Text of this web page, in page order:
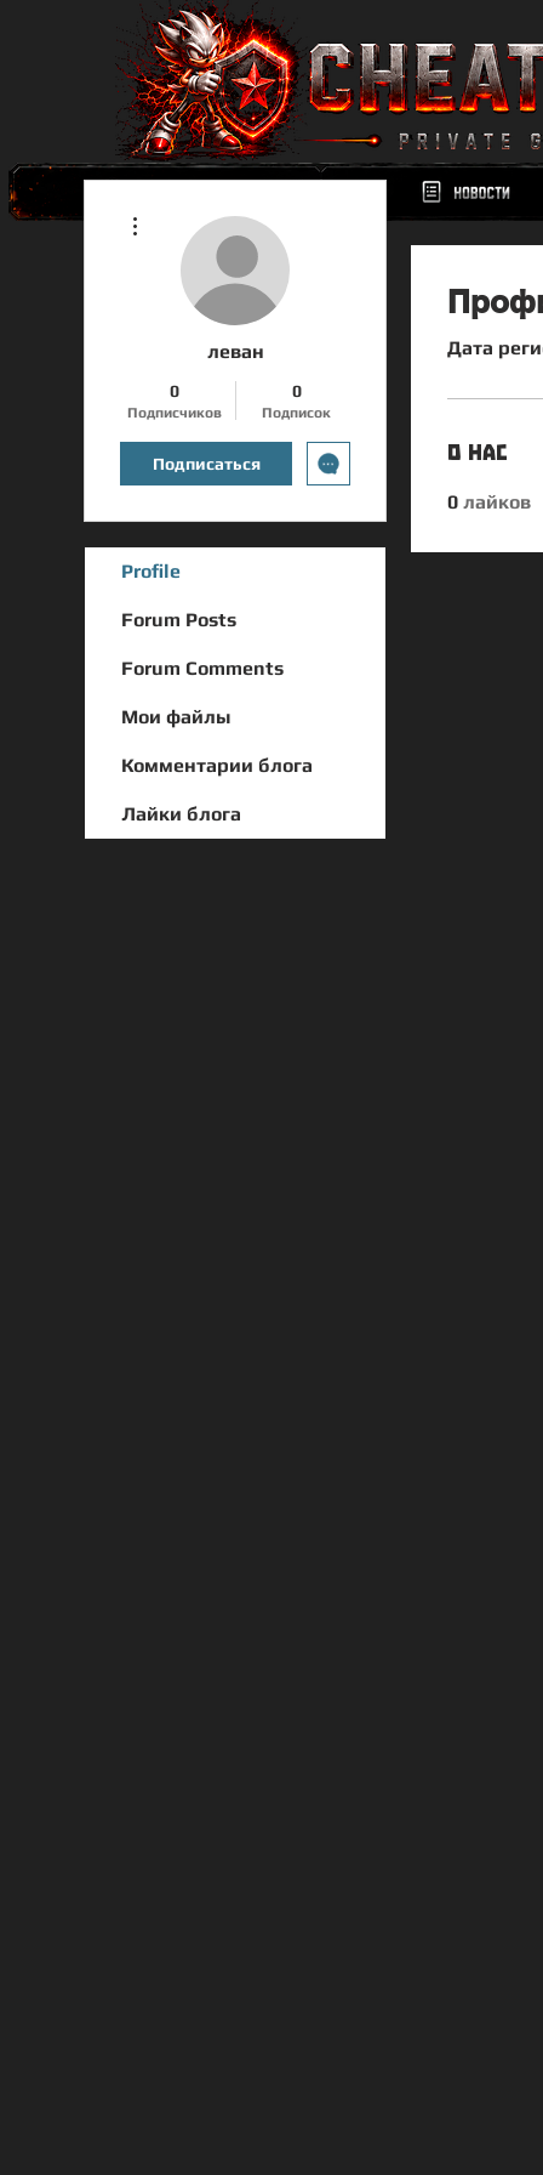
леван
0
Подписчиков
0
Подписок
Подписаться
Profile
Forum Posts
Forum Comments
Мои файлы
Комментарии блога
Лайки блога
Дата
О нас
0 лайков